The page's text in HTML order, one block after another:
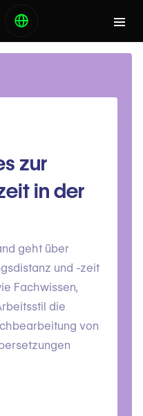
zur
in der
geht über
und -zeit
Fachwissen,
die
von